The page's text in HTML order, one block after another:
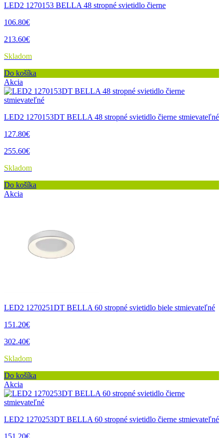
LED2 1270153 BELLA 48 stropné svietidlo čierne
106.80€
213.60€
Skladom
Do košíka
Akcia
LED2 1270153DT BELLA 48 stropné svietidlo čierne stmievateľné
127.80€
255.60€
Skladom
Do košíka
Akcia
LED2 1270251DT BELLA 60 stropné svietidlo biele stmievateľné
151.20€
302.40€
Skladom
Do košíka
Akcia
LED2 1270253DT BELLA 60 stropné svietidlo čierne stmievateľné
151.20€